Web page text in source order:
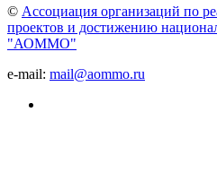
© Ассоциация организаций по
проектов и достижению
"АОММО"
e-mail: mail@aommo.ru